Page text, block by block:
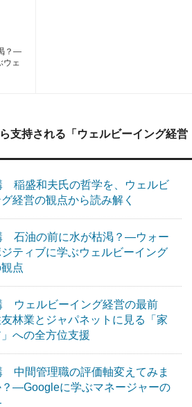
？―
ウェ
支持される「ウェルビーイング経営
稲盛和夫氏の哲学を、ウェルビ
経営の観点から読み解く
石油の前に水が枯渇？―ウォー
ジティブに学ぶウェルビーイング
点
ウェルビーイング経営の最前
林業とジャパネットに見る「家
への全方位支援
中間管理職の評価軸変えてみま
―Googleに学ぶマネージャーの